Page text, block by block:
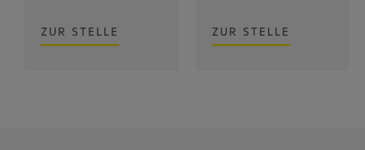
ZUR STELLE ZUR STELLE